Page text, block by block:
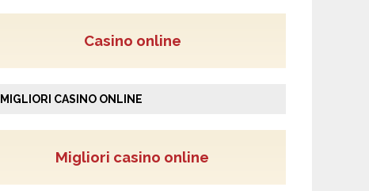
Casino online
MIGLIORI CASINO ONLINE
Migliori casino online